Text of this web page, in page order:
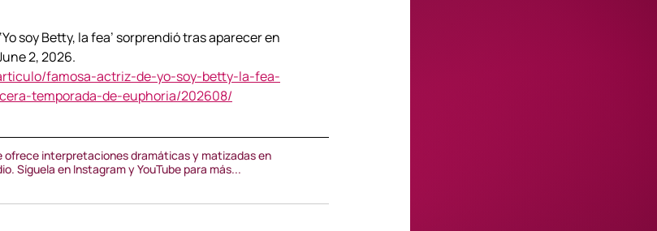
soy Betty, la fea’ sorprendió tras aparecer en
2, 2026.
famosa-actriz-de-yo-soy-betty-la-fea-
temporada-de-euphoria/202608/
ofrece interpretaciones dramáticas y matizadas en
Síguela en Instagram y YouTube para más...